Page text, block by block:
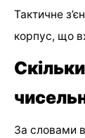
Тактичне
корпус, що
За словами